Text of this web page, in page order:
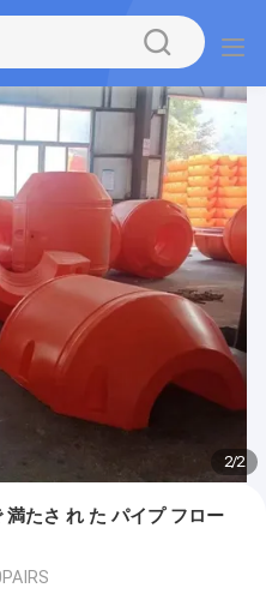
2/2
たさ れ た パイプ フロー